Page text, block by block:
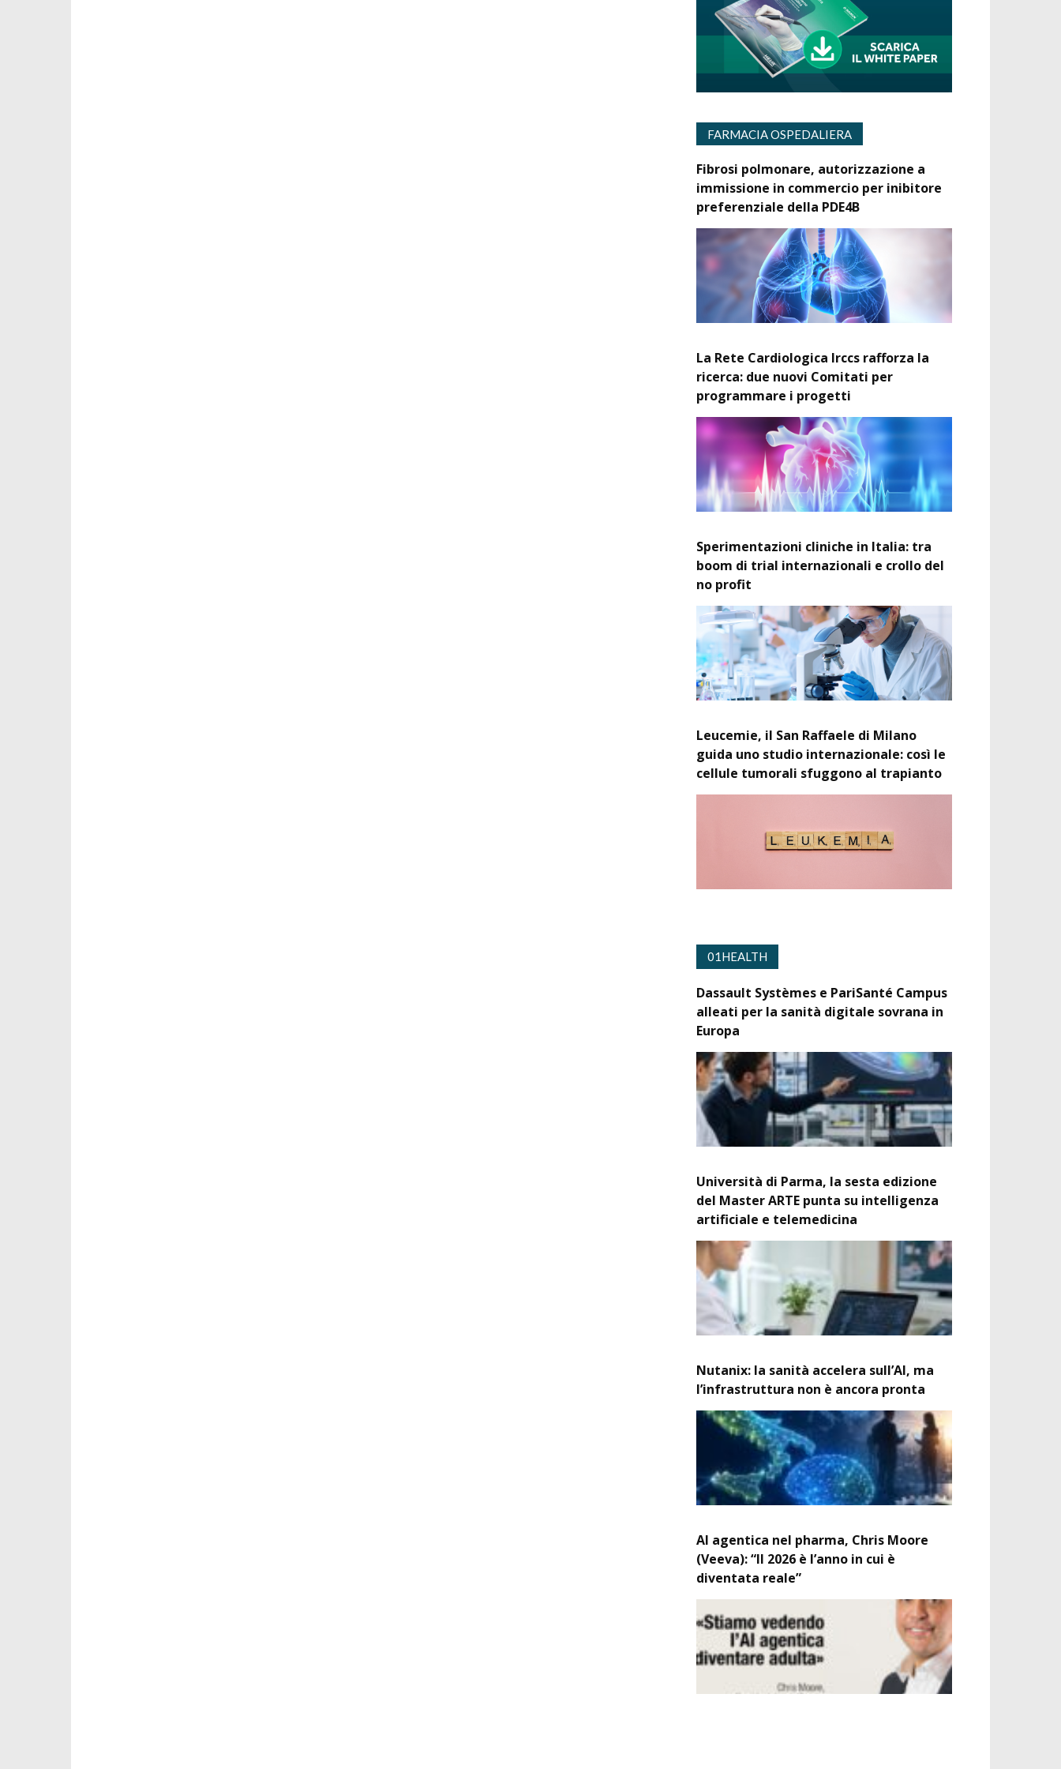
FARMACIA OSPEDALIERA
Fibrosi polmonare, autorizzazione a
immissione in commercio per inibitore
preferenziale della PDE4B
La Rete Cardiologica Irccs rafforza la
ricerca: due nuovi Comitati per
programmare i progetti
Sperimentazioni cliniche in Italia: tra
boom di trial internazionali e crollo del
no profit
Leucemie, il San Raffaele di Milano
guida uno studio internazionale: così le
cellule tumorali sfuggono al trapianto
01HEALTH
Dassault Systèmes e PariSanté Campus
alleati per la sanità digitale sovrana in
Europa
Università di Parma, la sesta edizione
del Master ARTE punta su intelligenza
artificiale e telemedicina
Nutanix: la sanità accelera sull’AI, ma
l’infrastruttura non è ancora pronta
AI agentica nel pharma, Chris Moore
(Veeva): “Il 2026 è l’anno in cui è
diventata reale”